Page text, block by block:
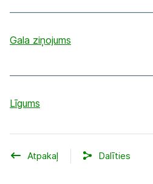
Gala ziņojums
Līgums
Atpakaļ Dalīties